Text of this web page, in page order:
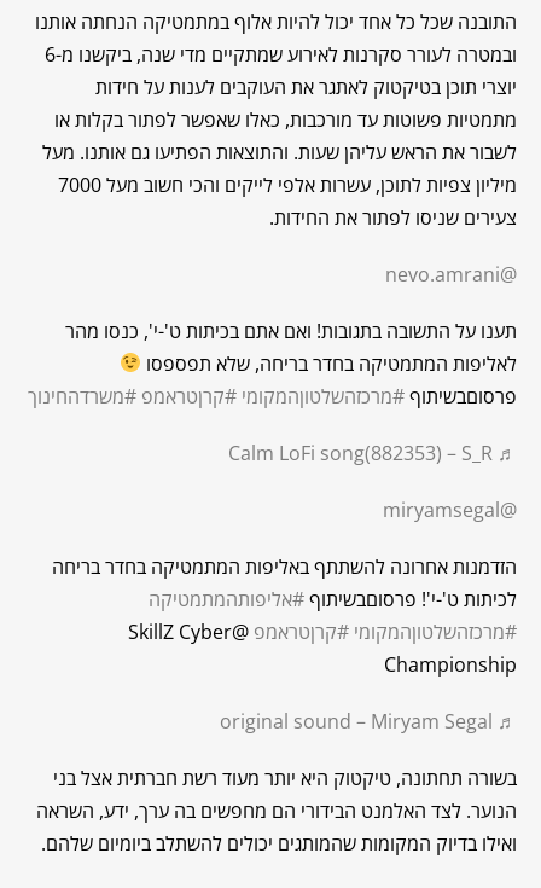
התובנה שכל כל אחד יכול להיות אלוף במתמטיקה הנחתה אותנו
ובמטרה לעורר סקרנות לאירוע שמתקיים מדי שנה, ביקשנו מ-6
יוצרי תוכן בטיקטוק לאתגר את העוקבים לענות על חידות
מתמטיות פשוטות עד מורכבות, כאלו שאפשר לפתור בקלות או
לשבור את הראש עליהן שעות. והתוצאות הפתיעו גם אותנו. מעל
מיליון צפיות לתוכן, עשרות אלפי לייקים והכי חשוב מעל 7000
צעירים שניסו לפתור את החידות.
@nevo.amrani
תענו על התשובה בתגובות! ואם אתם בכיתות ט'-י', כנסו מהר
לאליפות המתמטיקה בחדר בריחה, שלא תפספסו
פרסוםבשיתוף#מרכזהשלטוןהמקומי #קרןטראמפ #משרדהחינוך
♬ Calm LoFi song(882353) – S_R
@miryamsegal
הזדמנות אחרונה להשתתף באליפות המתמטיקה בחדר בריחה
לכיתות ט'-י'! פרסוםבשיתוף#אליפותהמתמטיקה
#מרכזהשלטוןהמקומי #קרןטראמפ
@SkillZ Cyber
Championship
♬ original sound – Miryam Segal
בשורה תחתונה, טיקטוק היא יותר מעוד רשת חברתית אצל בני
הנוער. לצד האלמנט הבידורי הם מחפשים בה ערך, ידע, השראה
ואילו בדיוק המקומות שהמותגים יכולים להשתלב ביומיום שלהם.